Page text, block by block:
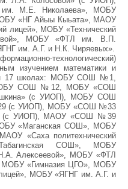
М.Е. Николаева», МОБУ
«НГ Айыы Кыьата», МАОУ
лицей», МОБУ «Технический
МОБУ «ФТЛ им. В.П.
им. А.Г. и Н.К. Чиряевых».
технологический)
изучением математики и
17 школах: МОБУ СОШ №1,
СОШ №12, МОБУ «СОШ
(с УИОП), МОБУ СОШ
(с УИОП), МОБУ «СОШ №33
(с УИОП), МАОУ «СОШ №39
«Маганская СОШ», МОБУ
«Саха политехнический
СОШ», МОБУ
Алексеевой», МОБУ «ФТЛ
МОБУ «Гимназия ЦГО», МОБУ
лицей», МОБУ «ЯГНГ им. А.Г. и